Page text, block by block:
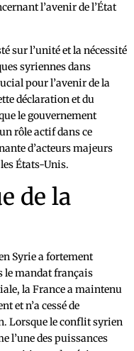
l’avenir de l’État
sur l’unité et la nécessité
syriennes dans
pour l’avenir de la
déclaration et du
le gouvernement
rôle actif dans ce
d’acteurs majeurs
États-Unis.
de la
Syrie a fortement
le mandat français
la France a maintenu
et n’a cessé de
Lorsque le conflit syrien
l’une des puissances